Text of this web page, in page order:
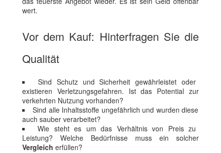
wert.
Vor dem Kauf: Hinterfragen Sie die
Qualität
Sind Schutz und Sicherheit gewährleistet oder
existieren Verletzungsgefahren. Ist das Potential zur
verkehrten Nutzung vorhanden?
Sind alle Inhaltsstoffe ungefährlich und wurden diese
auch sauber verarbeitet?
Wie steht es um das Verhältnis von Preis zu
Leistung? Welche Bedürfnisse muss ein solcher
Vergleich erfüllen?